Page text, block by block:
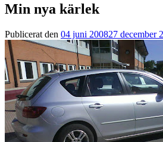
Min nya kärlek
Publicerat den 04 juni 200827 december